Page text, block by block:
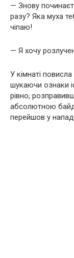
— Знову
разу? Яка муха
чіпаю!
— Я хочу
У кімнаті
шукаючи ознаки
рівно,
абсолютною
перейшов у